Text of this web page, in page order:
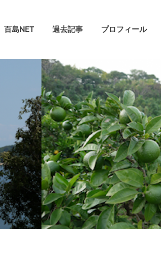
百島NET 過去記事 プロフィール